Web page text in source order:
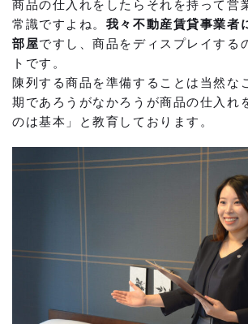
商品の仕入れをしたらそれを持って営
常識ですよね。 我々不動産賃貸事業者
部屋ですし、商品をディスプレイする
トです。
陳列する商品を準備することは当然な
期であろうがなかろうが商品の仕入れ
のは基本」と教育しております。